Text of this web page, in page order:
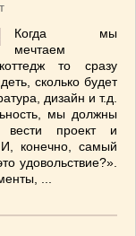
Когда мы
мечтаем
то сразу
сколько будет
дизайн и т.д.
мы должны
вести проект и
конечно, самый
удовольствие?».
...